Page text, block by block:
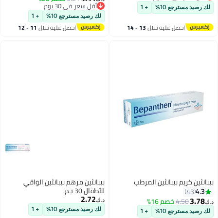
أقل سعر في 30 يوم
لك رصيد مسترجع 10% + 1
احصل عليه خلال 13 - 14
أقل سعر في 30 يوم
أقل سعر في 30 يوم
لك رصيد مسترجع 10% + 1
احصل عليه خلال 11 - 12
بيبانثين كريم بيبانثين المرطب
4.3
43
د.ك‏3.78
4.50خصم 16%
لك رصيد مسترجع 10% + 1
بيبانثين مرهم بيبانثين الواقي
للأطفال 30 جم
د.ك‏2.72
لك رصيد مسترجع 10% + 1